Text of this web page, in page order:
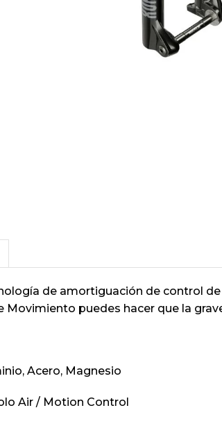
de amortiguación de control
Movimiento puedes hacer que la
Acero, Magnesio
Air / Motion Control